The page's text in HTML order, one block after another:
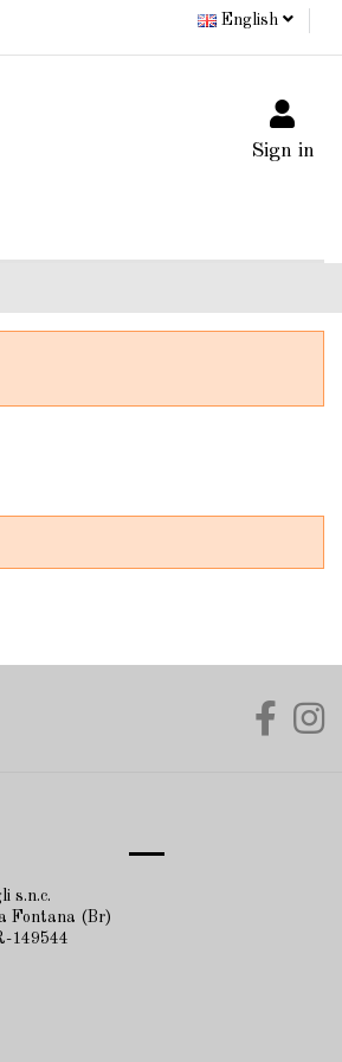
English
Sign in
s.n.c.
Fontana (Br)
149544